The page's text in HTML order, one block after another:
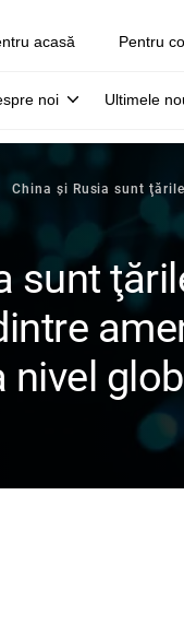
acasă Pentru
noi Ultimele
China şi Rusia sunt
sunt